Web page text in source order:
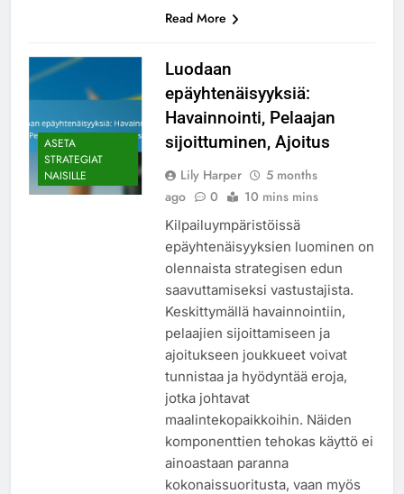
Read More
ASETA
STRATEGIAT
NAISILLE
Luodaan
epäyhtenäisyyksiä:
Havainnointi, Pelaajan
sijoittuminen, Ajoitus
Lily Harper
5 months
ago
0 10 mins mins
Kilpailuympäristöissä
epäyhtenäisyyksien luominen on
olennaista strategisen edun
saavuttamiseksi vastustajista.
Keskittymällä havainnointiin,
pelaajien sijoittamiseen ja
ajoitukseen joukkueet voivat
tunnistaa ja hyödyntää eroja,
jotka johtavat
maalintekopaikkoihin. Näiden
komponenttien tehokas käyttö ei
ainoastaan paranna
kokonaissuoritusta, vaan myös